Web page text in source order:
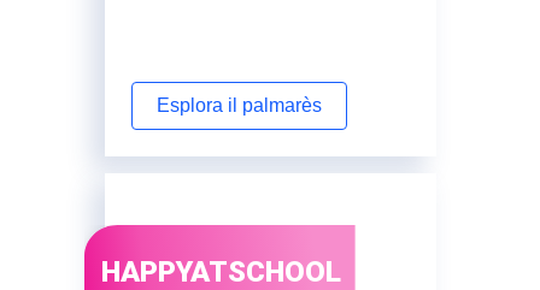
Esplora il palmarès
HAPPYATSCHOOL